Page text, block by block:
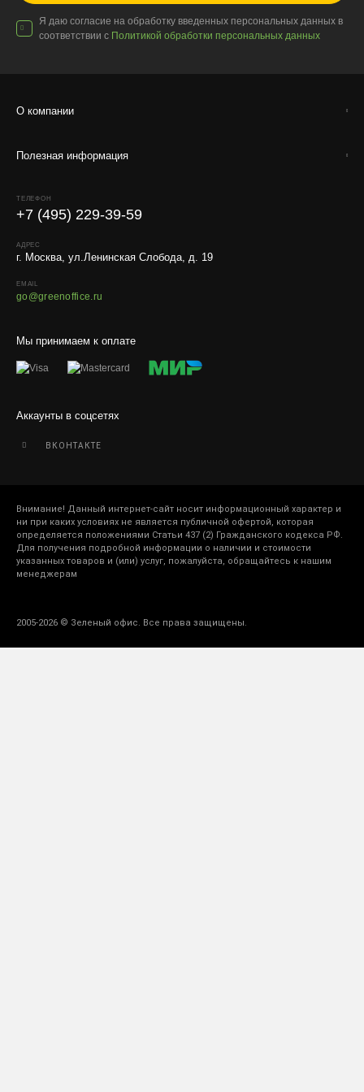
Я даю согласие на обработку введенных персональных данных в
соответствии с Политикой обработки персональных данных
О компании
Полезная информация
Мы принимаем к оплате
Аккаунты в соцсетях
ВКОНТАКТЕ
ТЕЛЕФОН
+7 (495) 229-39-59
АДРЕС
г. Москва, ул.Ленинская Слобода, д. 19
EMAIL
go@greenoffice.ru
Внимание! Данный интернет-сайт носит информационный характер и
ни при каких условиях не является публичной офертой, которая
определяется положениями Статьи 437 (2) Гражданского кодекса РФ.
Для получения подробной информации о наличии и стоимости
указанных товаров и (или) услуг, пожалуйста, обращайтесь к нашим
менеджерам
2005-2026 © Зеленый офис. Все права защищены.